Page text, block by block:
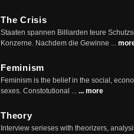
The Crisis
Staaten spannen Billiarden teure
Konzerne. Nachdem die Gewinne ...
Feminism
Feminism is the belief in the social,
sexes. Constotutional ... ... more
Theory
Interview serieses with theorizers,